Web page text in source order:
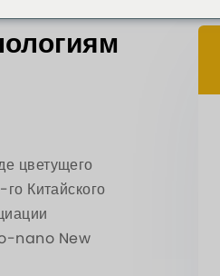
цветущего
Китайского
nano New